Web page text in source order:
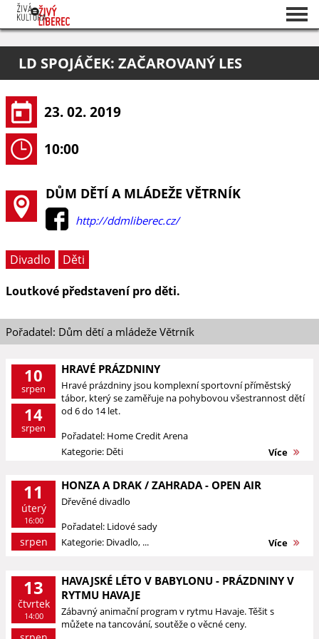
O projektu
Pořadatelé
LD SPOJÁČEK: ZAČAROVANÝ LES
23. 02. 2019
10:00
DŮM DĚTÍ A MLÁDEŽE VĚTRNÍK
http://ddmliberec.cz/
Divadlo
Děti
Loutkové představení pro děti.
Pořadatel: Dům dětí a mládeže Větrník
10
srpen
14
srpen
HRAVÉ PRÁZDNINY
Hravé prázdniny jsou komplexní sportovní příměstský
tábor, který se zaměřuje na pohybovou všestrannost dětí
od 6 do 14 let.
Pořadatel: Home Credit Arena
Kategorie: Děti
Více
11
úterý
16:00
srpen
HONZA A DRAK / ZAHRADA - OPEN AIR
Dřevěné divadlo
Pořadatel: Lidové sady
Kategorie: Divadlo, ...
Více
13
čtvrtek
14:00
HAVAJSKÉ LÉTO V BABYLONU - PRÁZDNINY V
RYTMU HAVAJE
Zábavný animační program v rytmu Havaje. Těšit s
můžete na tancování, soutěže o věcné ceny.